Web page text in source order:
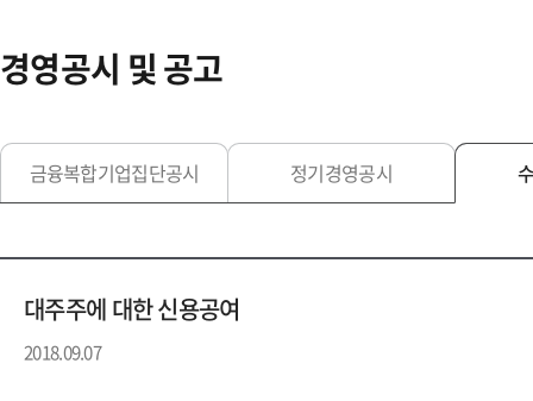
으
로
동
경영공시 및 공고
금융복합기업집단공시 정기경영공시
대주주에 대한 신용공여
2018.09.07